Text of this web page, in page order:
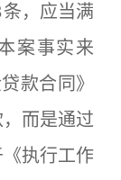
，应当满
案事实来
款合同》
而是通过
执行工作